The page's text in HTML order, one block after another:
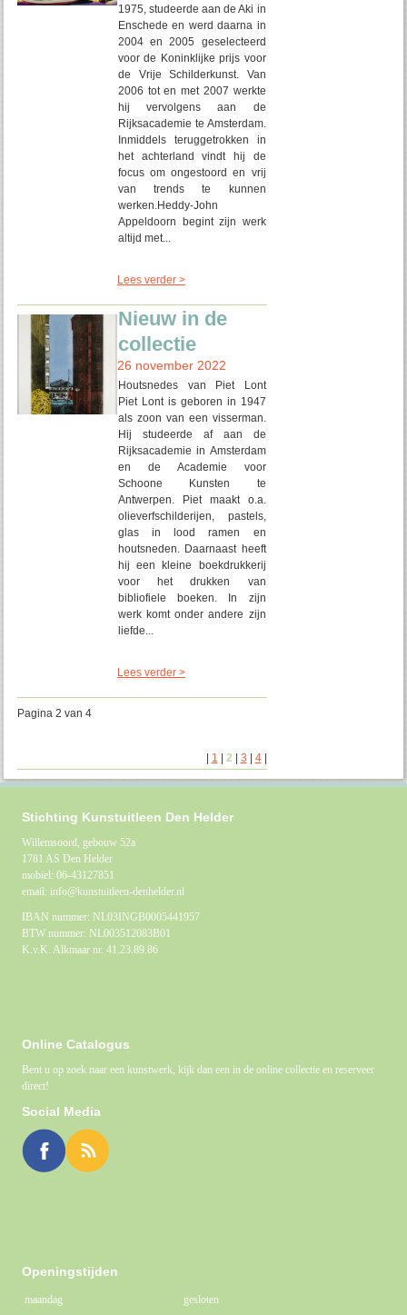
1975, studeerde aan de Aki in
Enschede en werd daarna in
2004 en 2005 geselecteerd
voor de Koninklijke prijs voor
de Vrije Schilderkunst. Van
2006 tot en met 2007 werkte
hij vervolgens aan de
Rijksacademie te Amsterdam.
Inmiddels teruggetrokken in
het achterland vindt hij de
focus om ongestoord en vrij
van trends te kunnen
werken.Heddy-John
Appeldoorn begint zijn werk
altijd met...
Lees verder >
Nieuw in de
collectie
26 november 2022
Houtsnedes van Piet Lont
Piet Lont is geboren in 1947
als zoon van een visserman.
Hij studeerde af aan de
Rijksacademie in Amsterdam
en de Academie voor
Schoone Kunsten te
Antwerpen. Piet maakt o.a.
olieverfschilderijen, pastels,
glas in lood ramen en
houtsneden. Daarnaast heeft
hij een kleine boekdrukkerij
voor het drukken van
bibliofiele boeken. In zijn
werk komt onder andere zijn
liefde...
Lees verder >
Pagina 2 van 4
1 2 3 4|
Stichting Kunstuitleen Den Helder
Willemsoord, gebouw 52a
1781 AS Den Helder
mobiel: 06-43127851
email: info@kunstuitleen-denhelder.nl
IBAN nummer: NL03INGB0005441957
BTW nummer: NL003512083B01
K.v.K. Alkmaar nr. 41.23.89.86
Online Catalogus
Bent u op zoek naar een kunstwerk, kijk dan een in de online collectie en reserveer
direct!
Social Media
Openingstijden
maandag
gesloten